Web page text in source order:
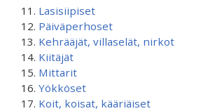
Lasisiipiset
Päiväperhoset
Kehrääjät, villaselät, nirkot
Kiitäjät
Mittarit
Yökköset
Koit, koisat, kääriäiset